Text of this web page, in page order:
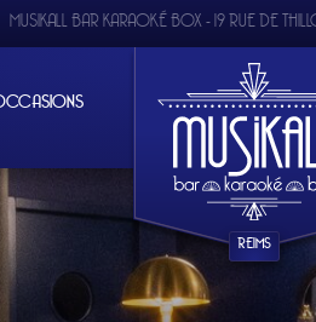
MUSIKALL BAR KARAOKÉ BOX - 19 RUE DE
REIMS
BLOG